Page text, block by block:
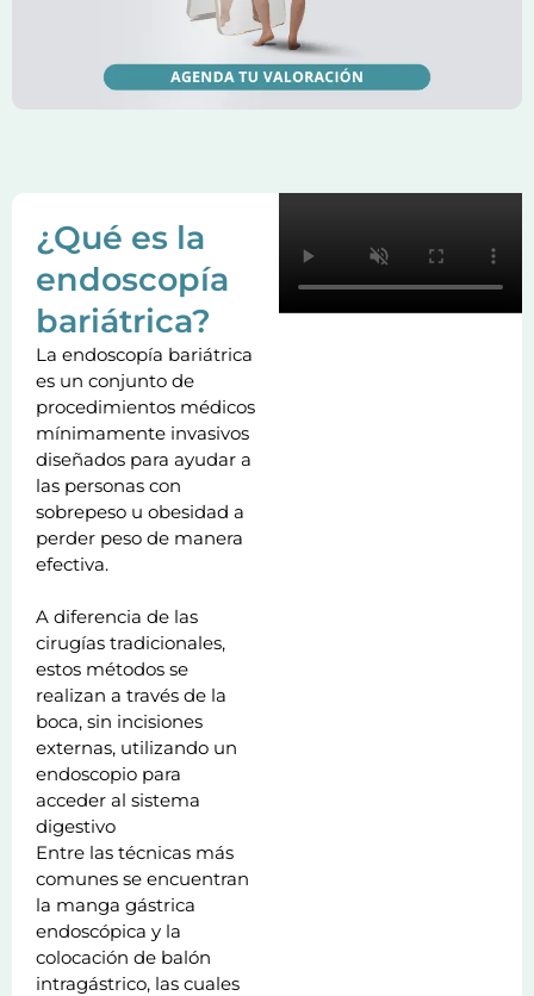
¿Qué es la
endoscopía
bariátrica?
La endoscopía bariátrica
es un conjunto de
procedimientos médicos
mínimamente invasivos
diseñados para ayudar a
las personas con
sobrepeso u obesidad a
perder peso de manera
efectiva.
A diferencia de las
cirugías tradicionales,
estos métodos se
realizan a través de la
boca, sin incisiones
externas, utilizando un
endoscopio para
acceder al sistema
digestivo
Entre las técnicas más
comunes se encuentran
la manga gástrica
endoscópica y la
colocación de balón
intragástrico, las cuales